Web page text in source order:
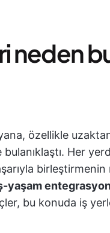
neden
özellikle
Her
yaşam
bu konuda iş